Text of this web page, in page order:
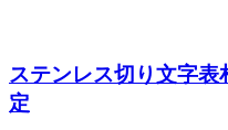
ステンレス切り文字
定